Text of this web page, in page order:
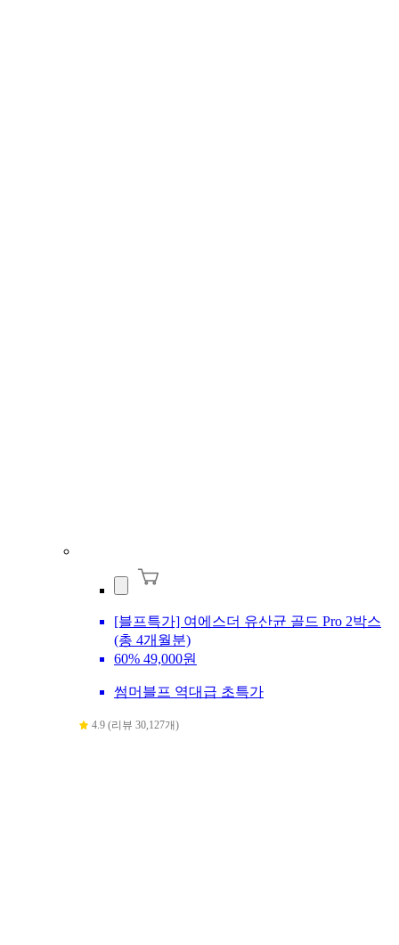
[블프특가] 여에스더 유산균 골드 Pro 2박스
(총 4개월분)
60% 49,000원
썸머블프 역대급 초특가
4.9 (리뷰 30,127개)